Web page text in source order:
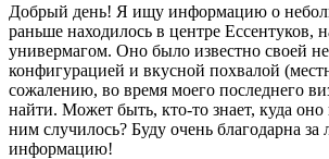
Добрый день! Я ищу информацию о
раньше находилось в центре Ессентуков,
универмагом. Оно было известно своей
конфигурацией и вкусной похвалой
сожалению, во время моего последнего
найти. Может быть, кто-то знает, куда оно
ним случилось? Буду очень благодарна
информацию!